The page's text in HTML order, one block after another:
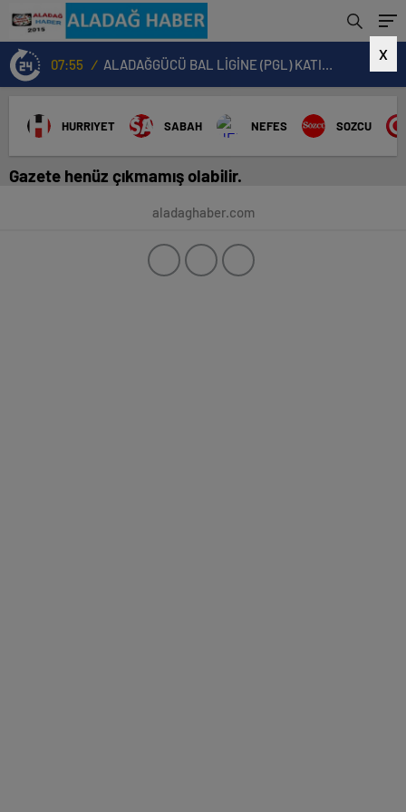
07:55 / ALADAĞGÜCÜ BAL LİGİNE (PGL) KATILMA KARARI ALDI
X
HURRIYET SABAH NEFES SOZCU
Gazete henüz çıkmamış olabilir.
aladaghaber.com